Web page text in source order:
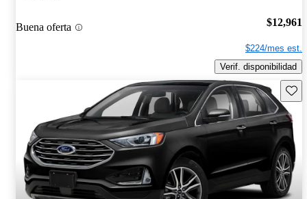
Buena oferta $12,961
$224/mes est.
Verif. disponibilidad